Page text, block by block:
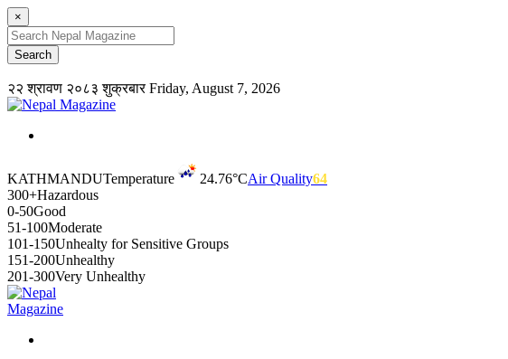
×
२२ श्रावण २०८३ शुक्रबारFriday, August 7, 2026
KATHMANDUTemperature 24.76°CAir Quality64
300+Hazardous
0-50Good
51-100Moderate
101-150Unhealty for Sensitive Groups
151-200Unhealthy
201-300Very Unhealthy